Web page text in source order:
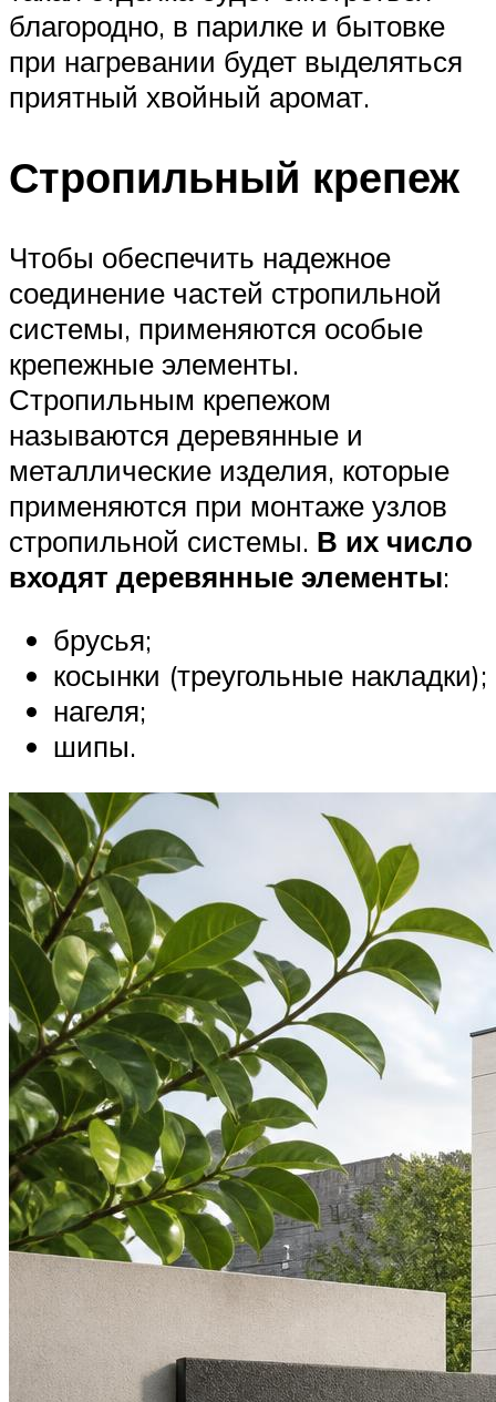
благородно, в парилке и бытовке
при нагревании будет выделяться
приятный хвойный аромат.
Стропильный крепеж
Чтобы обеспечить надежное
соединение частей стропильной
системы, применяются особые
крепежные элементы.
Стропильным крепежом
называются деревянные и
металлические изделия, которые
применяются при монтаже узлов
стропильной системы. В их число
входят деревянные элементы:
брусья;
косынки (треугольные накладки);
нагеля;
шипы.